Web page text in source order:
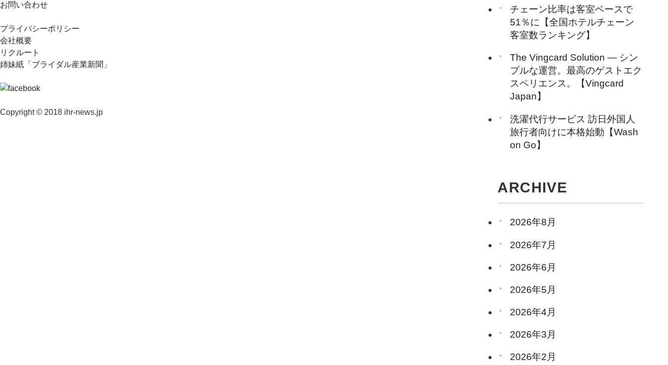
チェーン比率は客室ベースで
51％に【全国ホテルチェーン
客室数ランキング】
The Vingcard Solution ― シン
プルな運営。最高のゲストエク
スペリエンス。【Vingcard
Japan】
洗濯代行サービス 訪日外国人
旅行者向けに本格始動【Wash
on Go】
ARCHIVE
2026年8月
2026年7月
2026年6月
2026年5月
2026年4月
2026年3月
2026年2月
お問い合わせ
プライバシーポリシー
会社概要
リクルート
姉妹紙「ブライダル産業新聞」
Copyright © 2018 ihr-news.jp